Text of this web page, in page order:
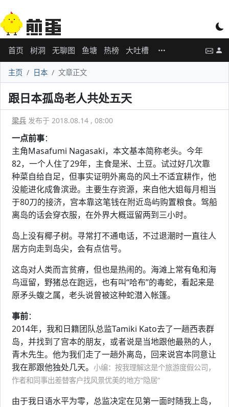
首页 树洞 无聊图 鱼塘 热榜 大吐槽
主页 日本 文章正文
跟日本孤岛老人共处五天
梁兵 发布于 2018.08.14 , 08:00
一点前事：
主角Masafumi Nagasaki，本文基本简称老头。今年
82，一个人住了29年，主食是米、土豆。试过好几次靠
种菜自给自足，但事实证明外离岛的风土不适宜耕作，他
没能进化成鲁滨逊。主要生存资源，来自他大姐每月相当
于80刀的接济，宫本靠这笔钱在附近岛屿购置粮食。驾船
离岛的话会穿衣服，在外界大概逗留两到三小时。
岛上没有椰子树。寻常打不通电话，不过退潮时一直往人
居方向走到岛尖，会有点信号。
这岛对人类而言贫瘠，但也是热闹的。海滩上常有龟和海
鸟逗留，野猪总在跑远，也有叫“哈布”的毒蛇，看起来是
原矛头蝮之属，老头说曾被这种蛇潜入帐篷。
事前：
2014年，我和日籍团队总监Tamiki Kato去了一趟西表群
岛，并找到了宫本的朋友，或者说是当地跟他最熟的人，
青木先生。他为我们走了一趟外离岛，回来说宫本同意让
我在那跟他独处几天。 小编：按我理解这是个旅游度假公司，
作者和同事出差替客户找风景优美的地方“隐居”
由于我日语水平为零，总监决定在见第一面时随我上岛，